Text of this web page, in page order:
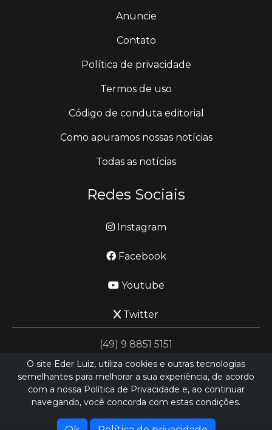
Anuncie
Contato
Política de privacidade
Termos de uso
Código de conduta editorial
Como apuramos nossas notícias
Todas as notícias
Redes Sociais
Instagram
Facebook
Youtube
Twitter
(49) 9 8851 5151
jornalismo@ederluiz.com.vc
Hospedado porHEXIO CLOUD
O site Eder Luiz, utiliza cookies e outras tecnologias
semelhantes para melhorar a sua experiência, de acordo
com a nossa Política de Privacidade e, ao continuar
navegando, você concorda com estas condições.